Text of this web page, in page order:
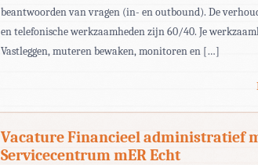
beantwoorden van vragen (in- en outbound). De
en telefonische werkzaamheden zijn 60/40. Je
Vastleggen, muteren bewaken, monitoren en […]
Vacature Financieel administratief
Servicecentrum mER Echt